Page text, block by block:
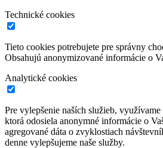
Technické cookies
Tieto cookies potrebujete pre správny
Obsahujú anonymizované informácie o
Analytické cookies
Pre vylepšenie naších služieb,
ktorá odosiela anonymné informácie o
agregované dáta o zvyklostiach
denne vylepšujeme naše služby.